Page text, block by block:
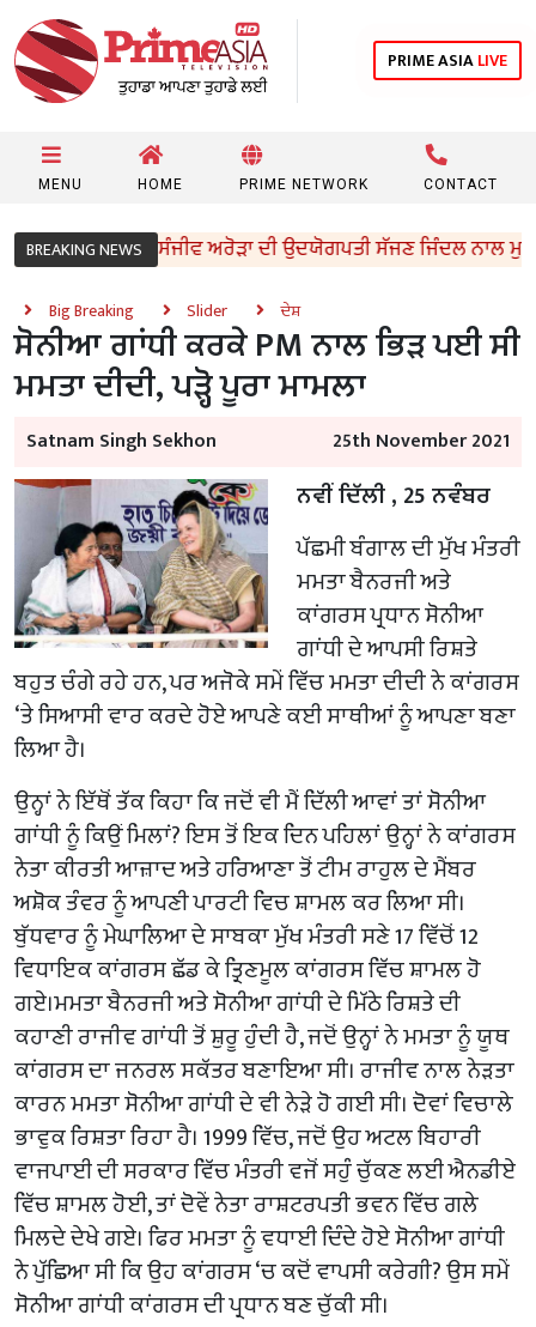
PRIME ASIALIVE
MENU HOME PRIME NETWORK CONTACT
BREAKING NEWS
ਕੈਬਨਿਟ ਮੰਤਰੀ ਸੰਜੀਵ ਅਰੋੜਾ ਦੀ ਉਦਯੋਗਪਤੀ ਸੱਜਣ ਜਿੰਦਲ ਨਾਲ
Big Breaking Slider ਦੇਸ਼
ਸੋਨੀਆ ਗਾਂਧੀ ਕਰਕੇ PM ਨਾਲ ਭਿੜ ਪਈ ਸੀ
ਮਮਤਾ ਦੀਦੀ, ਪੜ੍ਹੋ ਪੂਰਾ ਮਾਮਲਾ
Satnam Singh Sekhon 25th November 2021
ਨਵੀਂ ਦਿੱਲੀ , 25 ਨਵੰਬਰ
ਪੱਛਮੀ ਬੰਗਾਲ ਦੀ ਮੁੱਖ ਮੰਤਰੀ
ਮਮਤਾ ਬੈਨਰਜੀ ਅਤੇ
ਕਾਂਗਰਸ ਪ੍ਰਧਾਨ ਸੋਨੀਆ
ਗਾਂਧੀ ਦੇ ਆਪਸੀ ਰਿਸ਼ਤੇ
ਬਹੁਤ ਚੰਗੇ ਰਹੇ ਹਨ, ਪਰ ਅਜੋਕੇ ਸਮੇਂ ਵਿੱਚ ਮਮਤਾ ਦੀਦੀ ਨੇ ਕਾਂਗਰਸ
‘ਤੇ ਸਿਆਸੀ ਵਾਰ ਕਰਦੇ ਹੋਏ ਆਪਣੇ ਕਈ ਸਾਥੀਆਂ ਨੂੰ ਆਪਣਾ ਬਣਾ
ਲਿਆ ਹੈ।
ਉਨ੍ਹਾਂ ਨੇ ਇੱਥੋਂ ਤੱਕ ਕਿਹਾ ਕਿ ਜਦੋਂ ਵੀ ਮੈਂ ਦਿੱਲੀ ਆਵਾਂ ਤਾਂ ਸੋਨੀਆ
ਗਾਂਧੀ ਨੂੰ ਕਿਉਂ ਮਿਲਾਂ? ਇਸ ਤੋਂ ਇਕ ਦਿਨ ਪਹਿਲਾਂ ਉਨ੍ਹਾਂ ਨੇ ਕਾਂਗਰਸ
ਨੇਤਾ ਕੀਰਤੀ ਆਜ਼ਾਦ ਅਤੇ ਹਰਿਆਣਾ ਤੋਂ ਟੀਮ ਰਾਹੁਲ ਦੇ ਮੈਂਬਰ
ਅਸ਼ੋਕ ਤੰਵਰ ਨੂੰ ਆਪਣੀ ਪਾਰਟੀ ਵਿਚ ਸ਼ਾਮਲ ਕਰ ਲਿਆ ਸੀ।
ਬੁੱਧਵਾਰ ਨੂੰ ਮੇਘਾਲਿਆ ਦੇ ਸਾਬਕਾ ਮੁੱਖ ਮੰਤਰੀ ਸਣੇ 17 ਵਿੱਚੋਂ 12
ਵਿਧਾਇਕ ਕਾਂਗਰਸ ਛੱਡ ਕੇ ਤ੍ਰਿਣਮੂਲ ਕਾਂਗਰਸ ਵਿੱਚ ਸ਼ਾਮਲ ਹੋ
ਗਏ।ਮਮਤਾ ਬੈਨਰਜੀ ਅਤੇ ਸੋਨੀਆ ਗਾਂਧੀ ਦੇ ਮਿੱਠੇ ਰਿਸ਼ਤੇ ਦੀ
ਕਹਾਣੀ ਰਾਜੀਵ ਗਾਂਧੀ ਤੋਂ ਸ਼ੁਰੂ ਹੁੰਦੀ ਹੈ, ਜਦੋਂ ਉਨ੍ਹਾਂ ਨੇ ਮਮਤਾ ਨੂੰ ਯੂਥ
ਕਾਂਗਰਸ ਦਾ ਜਨਰਲ ਸਕੱਤਰ ਬਣਾਇਆ ਸੀ। ਰਾਜੀਵ ਨਾਲ ਨੇੜਤਾ
ਕਾਰਨ ਮਮਤਾ ਸੋਨੀਆ ਗਾਂਧੀ ਦੇ ਵੀ ਨੇੜੇ ਹੋ ਗਈ ਸੀ। ਦੋਵਾਂ ਵਿਚਾਲੇ
ਭਾਵੁਕ ਰਿਸ਼ਤਾ ਰਿਹਾ ਹੈ। 1999 ਵਿੱਚ, ਜਦੋਂ ਉਹ ਅਟਲ ਬਿਹਾਰੀ
ਵਾਜਪਾਈ ਦੀ ਸਰਕਾਰ ਵਿੱਚ ਮੰਤਰੀ ਵਜੋਂ ਸਹੁੰ ਚੁੱਕਣ ਲਈ ਐਨਡੀਏ
ਵਿੱਚ ਸ਼ਾਮਲ ਹੋਈ, ਤਾਂ ਦੋਵੇਂ ਨੇਤਾ ਰਾਸ਼ਟਰਪਤੀ ਭਵਨ ਵਿੱਚ ਗਲੇ
ਮਿਲਦੇ ਦੇਖੇ ਗਏ। ਫਿਰ ਮਮਤਾ ਨੂੰ ਵਧਾਈ ਦਿੰਦੇ ਹੋਏ ਸੋਨੀਆ ਗਾਂਧੀ
ਨੇ ਪੁੱਛਿਆ ਸੀ ਕਿ ਉਹ ਕਾਂਗਰਸ ‘ਚ ਕਦੋਂ ਵਾਪਸੀ ਕਰੇਗੀ? ਉਸ ਸਮੇਂ
ਸੋਨੀਆ ਗਾਂਧੀ ਕਾਂਗਰਸ ਦੀ ਪ੍ਰਧਾਨ ਬਣ ਚੁੱਕੀ ਸੀ।